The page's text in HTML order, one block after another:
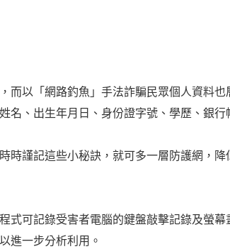
以「網路釣魚」手法詐騙民眾個人資料
名、出生年月日、身份證字號、學歷、銀
謹記這些小秘訣，就可多一層防護網，降
式可記錄受害者電腦的鍵盤敲擊記錄及螢
進一步分析利用。